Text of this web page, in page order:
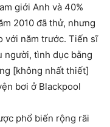
giới Anh và 40%
2010 đã thử, nhưng
với năm trước. Tiến sĩ
người, tình dục bằng
[không nhất thiết]
bơi ở Blackpool
phổ biến rộng rãi